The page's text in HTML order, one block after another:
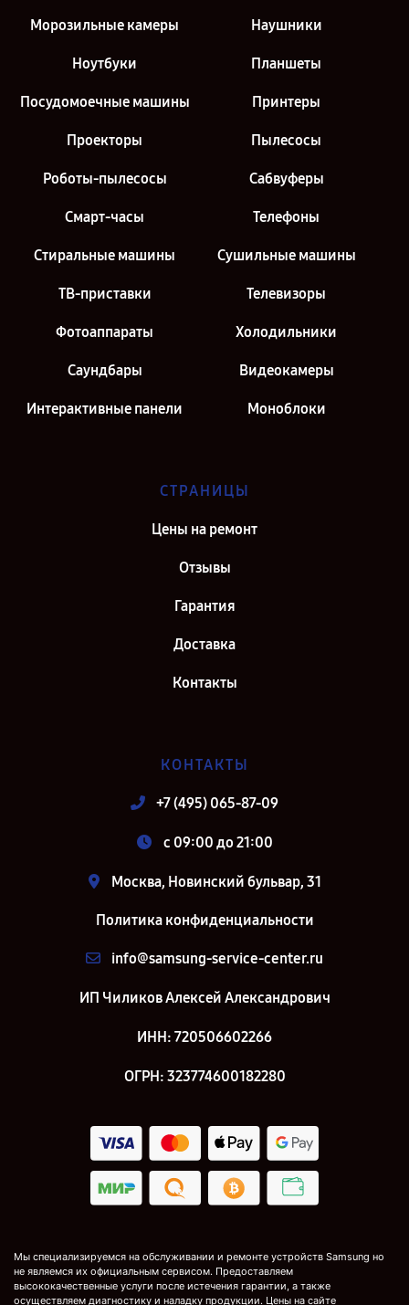
Морозильные камеры Наушники
Ноутбуки Планшеты
Посудомоечные машины Принтеры
Проекторы Пылесосы
Роботы-пылесосы Сабвуферы
Смарт-часы Телефоны
Стиральные машины Сушильные машины
ТВ-приставки Телевизоры
Фотоаппараты Холодильники
Саундбары Видеокамеры
Интерактивные панели Моноблоки
СТРАНИЦЫ
Цены на ремонт
Отзывы
Гарантия
Доставка
Контакты
КОНТАКТЫ
+7 (495) 065-87-09
c 09:00 до 21:00
Москва, Новинский бульвар, 31
Политика конфиденциальности
info@samsung-service-center.ru
ИП Чиликов Алексей Александрович
ИНН: 720506602266
ОГРН: 323774600182280
Мы специализируемся на обслуживании и ремонте устройств Samsung но
не являемся их официальным сервисом. Предоставляем
высококачественные услуги после истечения гарантии, а также
осуществляем диагностику и наладку продукции. Цены на сайте